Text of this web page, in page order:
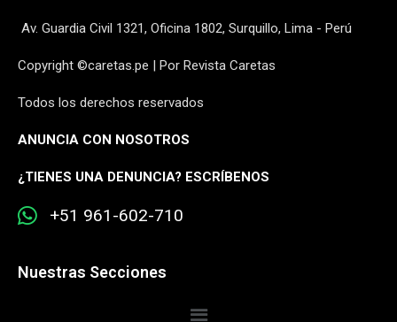
Av. Guardia Civil 1321, Oficina 1802, Surquillo, Lima - Perú
Copyright ©caretas.pe | Por Revista Caretas
Todos los derechos reservados
ANUNCIA CON NOSOTROS
¿TIENES UNA DENUNCIA? ESCRÍBENOS
+51 961-602-710
Nuestras Secciones